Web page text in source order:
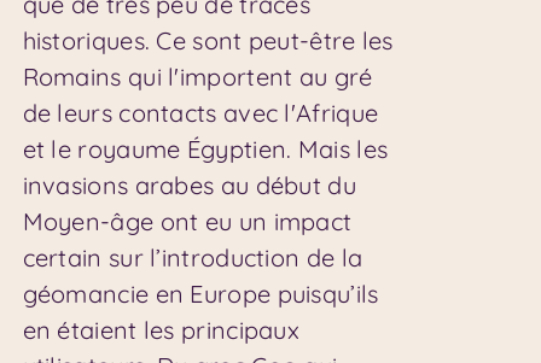
historiques. Ce sont peut-être les
Romains qui l'importent au gré
de leurs contacts avec l'Afrique
et le royaume Égyptien. Mais les
invasions arabes au début du
Moyen-âge ont eu un impact
certain sur l’introduction de la
géomancie en Europe puisqu’ils
en étaient les principaux